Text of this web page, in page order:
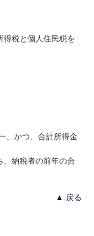
得税と個人住民税を
、かつ、合計所得金
納税者の前年の合
▲ 戻る